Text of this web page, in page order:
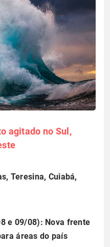
agitado no Sul,
Teresina, Cuiabá,
e 09/08): Nova frente
áreas do país